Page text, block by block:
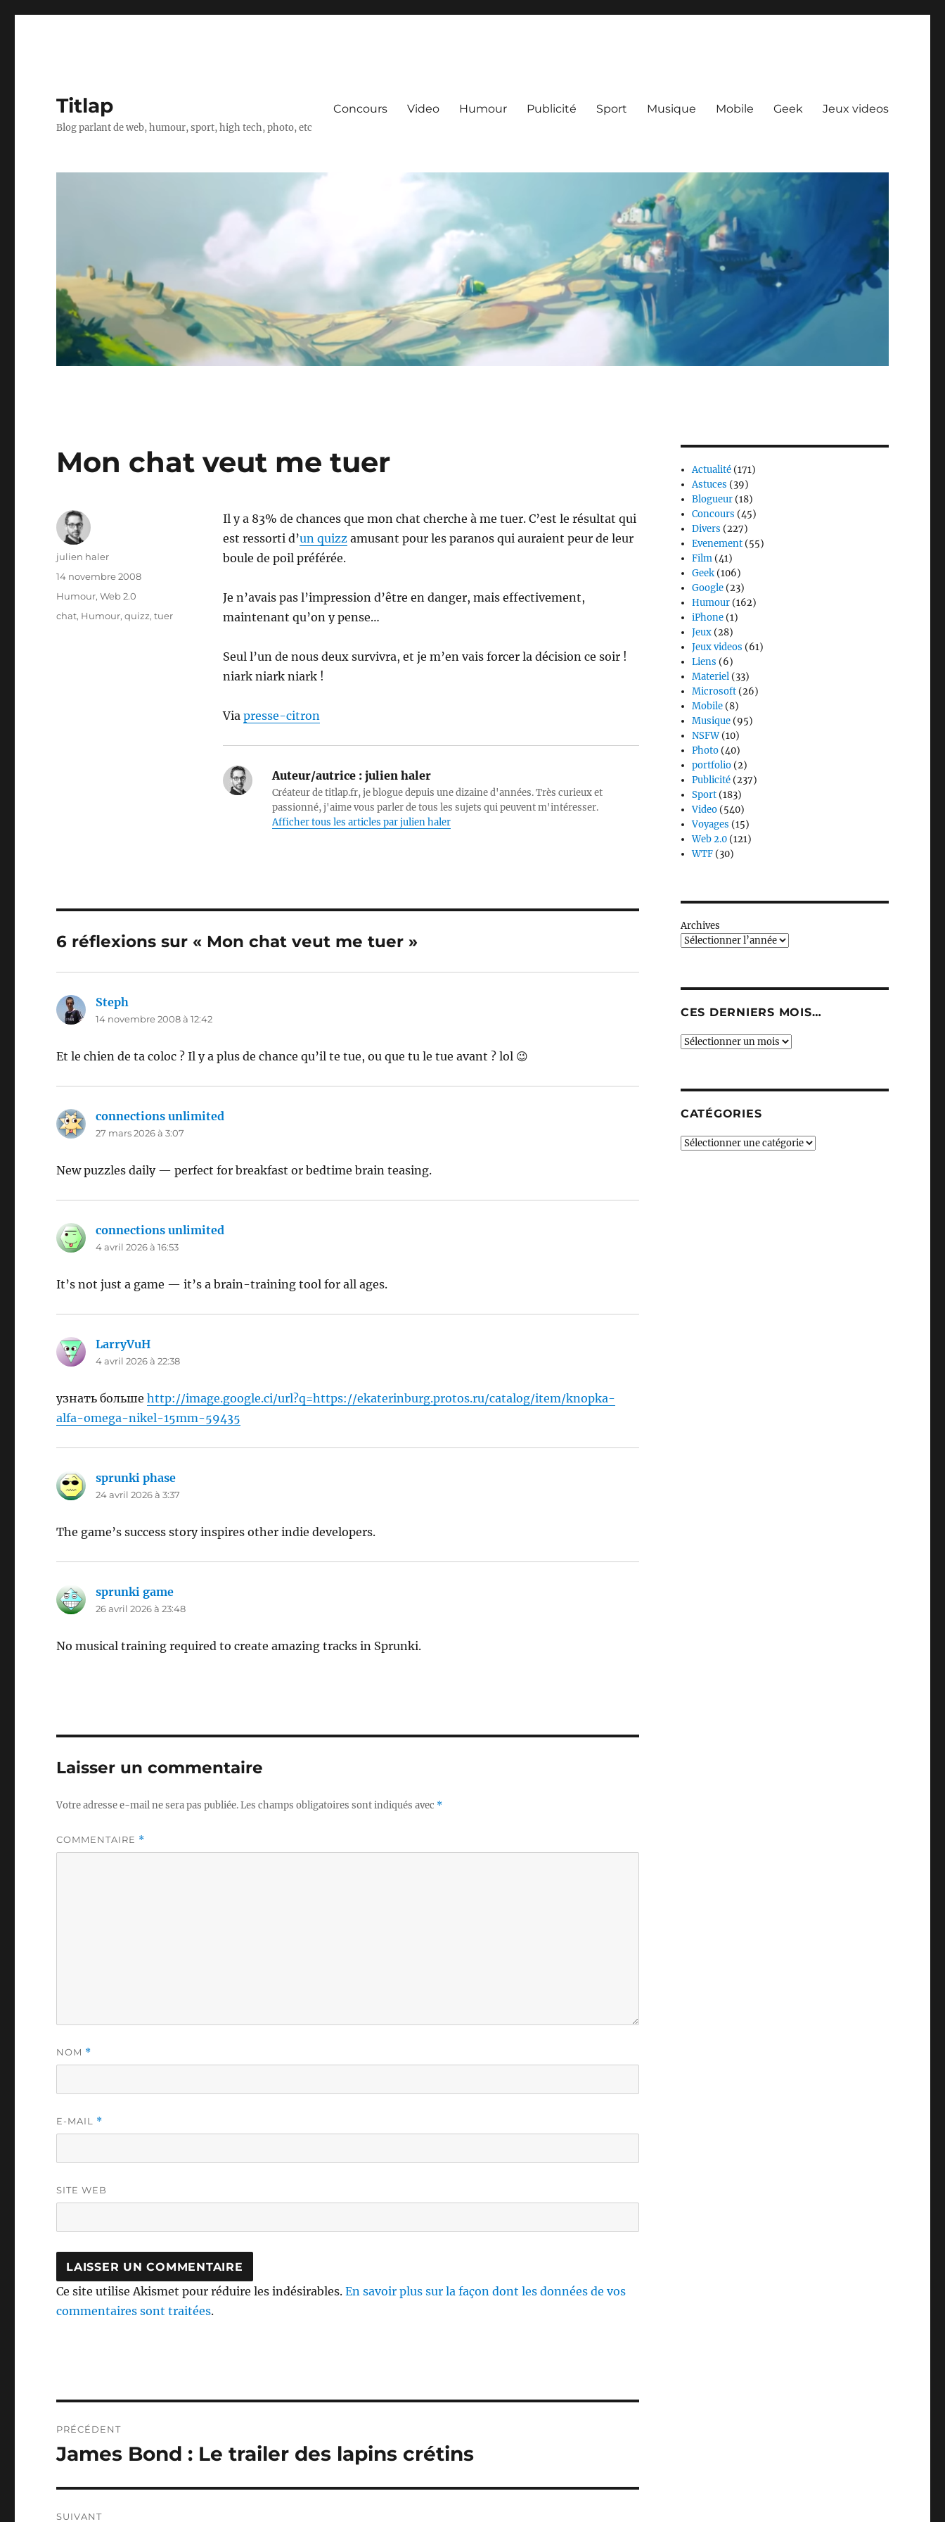
Titlap
Blog parlant de web, humour, sport, high tech, photo, etc
Concours Video Humour Publicité Sport Musique Mobile Geek Jeux videos
Mon chat veut me tuer
Il y a 83% de chances que mon chat cherche à me tuer. C’est le résultat qui
est ressorti d’un quizzamusant pour les paranos qui auraient peur de leur
boule de poil préférée.
Je n’avais pas l’impression d’être en danger, mais effectivement,
maintenant qu’on y pense…
Seul l’un de nous deux survivra, et je m’en vais forcer la décision ce soir !
niark niark niark !
Via presse-citron
Auteur/autrice :julien haler
Créateur de titlap.fr, je blogue depuis une dizaine d'années. Très curieux et
passionné, j'aime vous parler de tous les sujets qui peuvent m'intéresser.
Afficher tous les articles par julien haler
Auteur
julien haler
Publié
14 novembre 2008
Catégories
Humour,Web 2.0
Étiquettes
chat, Humour,quizz,tuer
6 réflexions sur « Mon chat veut me tuer »
Steph
14 novembre 2008 à 12:42
Et le chien de ta coloc ? Il y a plus de chance qu’il te tue, ou que tu le tue avant ? lol 😉
connections unlimited
27 mars 2026 à 3:07
New puzzles daily — perfect for breakfast or bedtime brain teasing.
connections unlimited
4 avril 2026 à 16:53
It’s not just a game — it’s a brain-training tool for all ages.
LarryVuH
4 avril 2026 à 22:38
узнать большеhttp://image.google.ci/url?q=https://ekaterinburg.protos.ru/catalog/item/knopka-
alfa-omega-nikel-15mm-59435
sprunki phase
24 avril 2026 à 3:37
The game’s success story inspires other indie developers.
sprunki game
26 avril 2026 à 23:48
No musical training required to create amazing tracks in Sprunki.
Laisser un commentaire
Votre adresse e-mail ne sera pas publiée.Les champs obligatoires sont indiqués avec *
COMMENTAIRE *
NOM *
E-MAIL *
SITE WEB
Ce site utilise Akismet pour réduire les indésirables.En savoir plus sur la façon dont les données de vos
commentaires sont traitées.
de
PRÉCÉDENT
Publication
James Bond : Le trailer des lapins crétins
SUIVANT
Actualité (171)
Astuces (39)
Blogueur (18)
Concours (45)
Divers (227)
Evenement (55)
Film (41)
Geek (106)
Google (23)
Humour (162)
iPhone (1)
Jeux (28)
Jeux videos (61)
Liens (6)
Materiel (33)
Microsoft (26)
Mobile (8)
Musique (95)
NSFW(10)
Photo (40)
portfolio (2)
Publicité (237)
Sport (183)
Video (540)
Voyages (15)
Web 2.0 (121)
WTF (30)
Archives
CES DERNIERS MOIS…
Ces
CATÉGORIES
Catégories